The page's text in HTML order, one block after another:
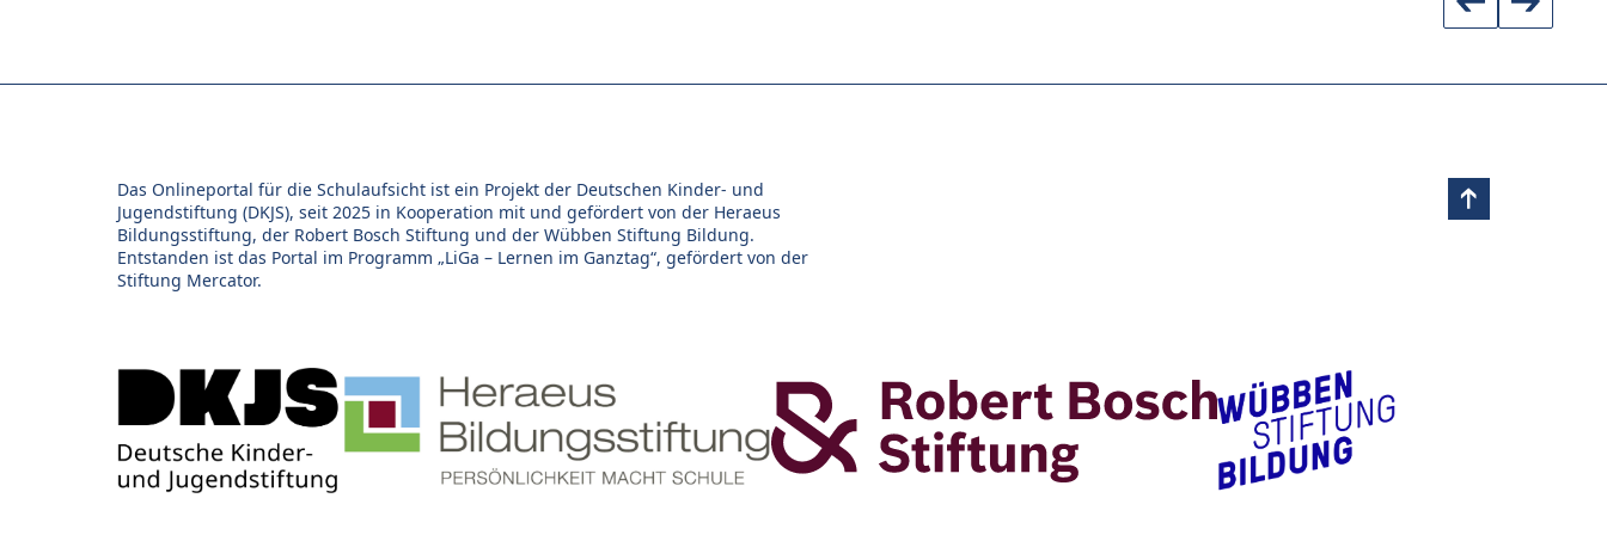
Das Onlineportal für die Schulaufsicht ist ein Projekt der Deutschen Kinder- und
Jugendstiftung (DKJS), seit 2025 in Kooperation mit und gefördert von der Heraeus
Bildungsstiftung, der Robert Bosch Stiftung und der Wübben Stiftung Bildung.
Entstanden ist das Portal im Programm „LiGa – Lernen im Ganztag“, gefördert von der
Stiftung Mercator.